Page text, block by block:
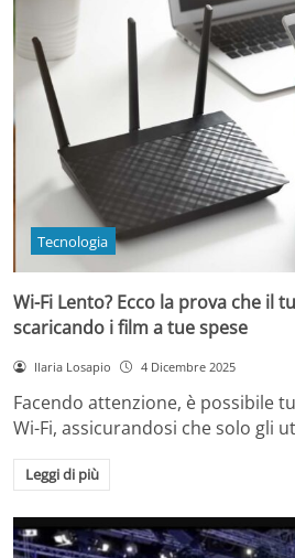
Tecnologia
Wi-Fi Lento? Ecco la prova che il
scaricando i film a tue spese
Ilaria Losapio 4 Dicembre 2025
Facendo attenzione, è possibile
Wi-Fi, assicurandosi che solo gli
Leggi di più